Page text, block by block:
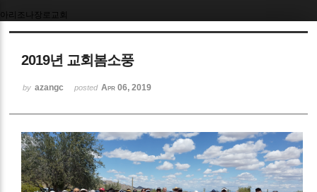
아리조나장로교회
2019년 교회봄소풍
by azangc posted Apr 06, 2019
Sketchbook5, 스케치북5
Sketchbook5, 스케치북5